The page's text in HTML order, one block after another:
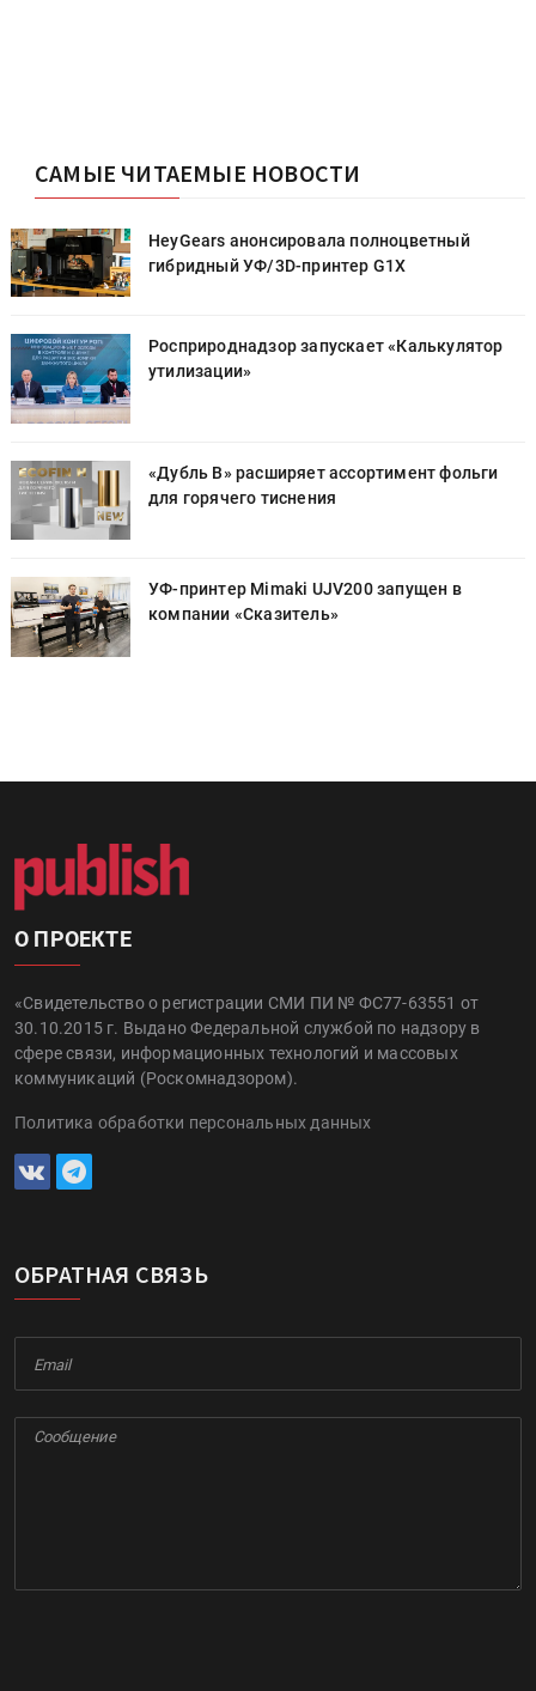
САМЫЕ ЧИТАЕМЫЕ НОВОСТИ
HeyGears анонсировала полноцветный
гибридный УФ/3D-принтер G1X
Росприроднадзор запускает «Калькулятор
утилизации»
«Дубль В» расширяет ассортимент фольги
для горячего тиснения
УФ-принтер Mimaki UJV200 запущен в
компании «Сказитель»
О ПРОЕКТЕ
«Свидетельство о регистрации СМИ ПИ № ФС77-63551 от
30.10.2015 г. Выдано Федеральной службой по надзору в
сфере связи, информационных технологий и массовых
коммуникаций (Роскомнадзором).
Политика обработки персональных данных
ОБРАТНАЯ СВЯЗЬ